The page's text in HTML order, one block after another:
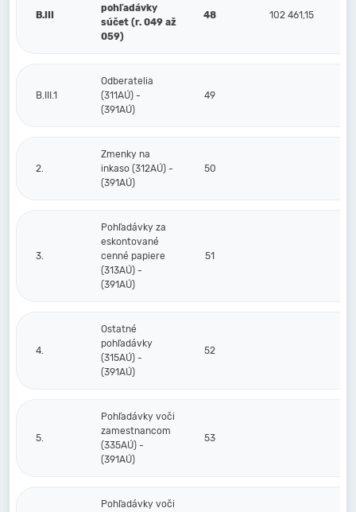
B.III
pohľadávky
súčet (r. 049 až
059)
48 102 461,15
B.III.1
Odberatelia
(311AÚ) -
(391AÚ)
49
2.
Zmenky na
inkaso (312AÚ) -
(391AÚ)
50
3.
Pohľadávky za
eskontované
cenné papiere
(313AÚ) -
(391AÚ)
51
4.
Ostatné
pohľadávky
(315AÚ) -
(391AÚ)
52
5.
Pohľadávky voči
zamestnancom
(335AÚ) -
(391AÚ)
53
Pohľadávky voči